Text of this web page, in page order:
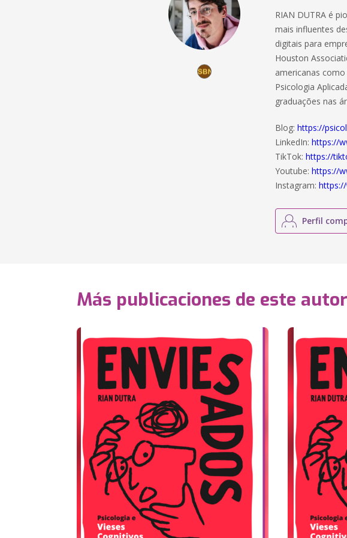
RIAN DUTRA é
mais influentes
digitais para
Houston
americanas
Psicologia
graduações nas
Blog:https://
LinkedIn:https://
TikTok:https://
Youtube:https://
Instagram:
Perfil
Más publicaciones de este autor